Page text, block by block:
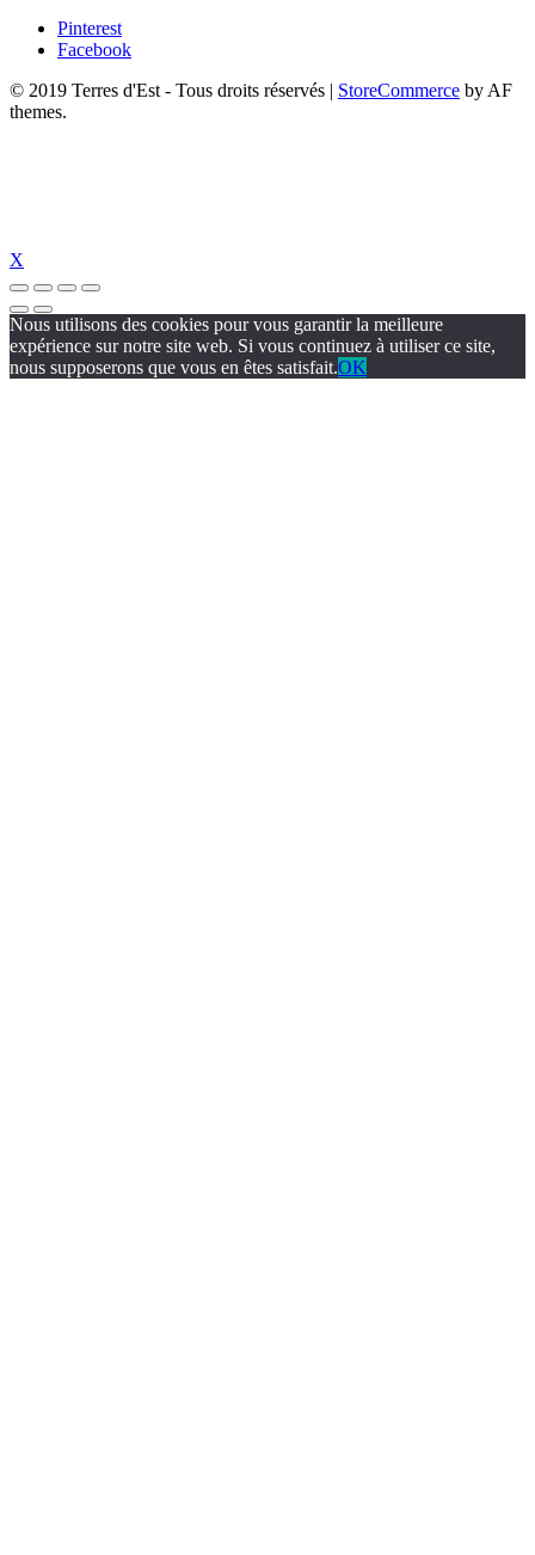
Pinterest
Facebook
© 2019 Terres d'Est - Tous droits réservés
StoreCommerce by AF
themes.
X
Nous utilisons des cookies pour vous garantir la meilleure
expérience sur notre site web. Si vous continuez à utiliser ce site,
nous supposerons que vous en êtes satisfait.OK